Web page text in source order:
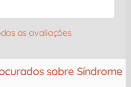
as avaliações
sobre Síndrome